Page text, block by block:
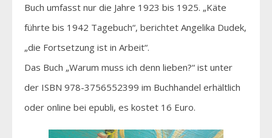
Buch umfasst nur die Jahre 1923 bis 1925. „Käte
führte bis 1942 Tagebuch“, berichtet Angelika Dudek,
„die Fortsetzung ist in Arbeit“.
Das Buch „Warum muss ich denn lieben?“ ist unter
der ISBN 978-3756552399 im Buchhandel erhältlich
oder online bei epubli, es kostet 16 Euro.